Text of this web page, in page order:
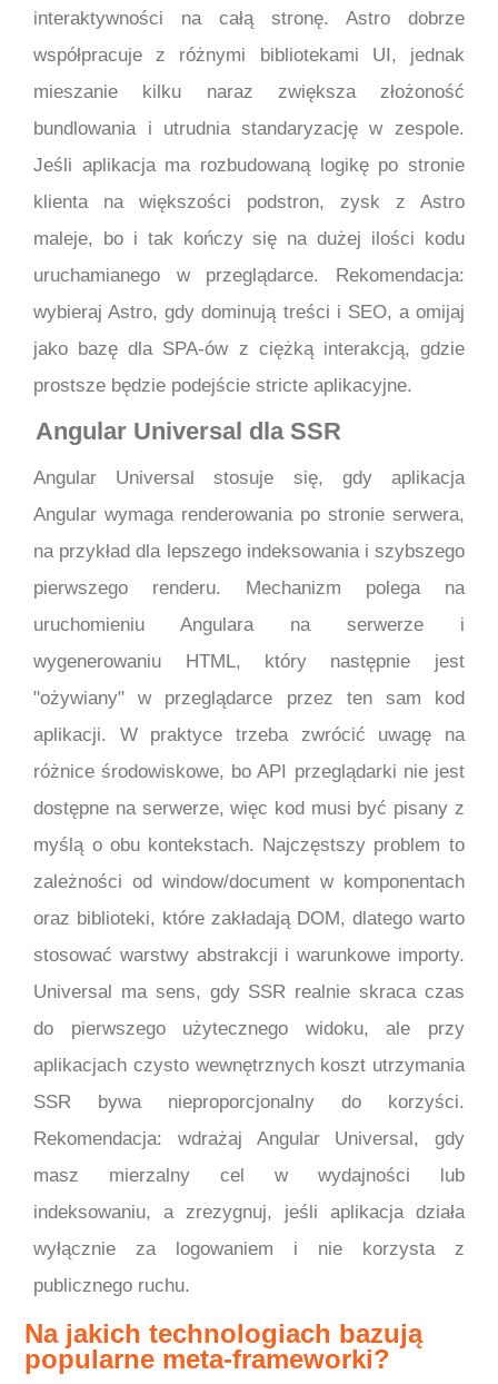
interaktywności na całą stronę. Astro dobrze
współpracuje z różnymi bibliotekami UI, jednak
mieszanie kilku naraz zwiększa złożoność
bundlowania i utrudnia standaryzację w zespole.
Jeśli aplikacja ma rozbudowaną logikę po stronie
klienta na większości podstron, zysk z Astro
maleje, bo i tak kończy się na dużej ilości kodu
uruchamianego w przeglądarce. Rekomendacja:
wybieraj Astro, gdy dominują treści i SEO, a omijaj
jako bazę dla SPA-ów z ciężką interakcją, gdzie
prostsze będzie podejście stricte aplikacyjne.
Angular Universal dla SSR
Angular Universal stosuje się, gdy aplikacja
Angular wymaga renderowania po stronie serwera,
na przykład dla lepszego indeksowania i szybszego
pierwszego renderu. Mechanizm polega na
uruchomieniu Angulara na serwerze i
wygenerowaniu HTML, który następnie jest
"ożywiany" w przeglądarce przez ten sam kod
aplikacji. W praktyce trzeba zwrócić uwagę na
różnice środowiskowe, bo API przeglądarki nie jest
dostępne na serwerze, więc kod musi być pisany z
myślą o obu kontekstach. Najczęstszy problem to
zależności od window/document w komponentach
oraz biblioteki, które zakładają DOM, dlatego warto
stosować warstwy abstrakcji i warunkowe importy.
Universal ma sens, gdy SSR realnie skraca czas
do pierwszego użytecznego widoku, ale przy
aplikacjach czysto wewnętrznych koszt utrzymania
SSR bywa nieproporcjonalny do korzyści.
Rekomendacja: wdrażaj Angular Universal, gdy
masz mierzalny cel w wydajności lub
indeksowaniu, a zrezygnuj, jeśli aplikacja działa
wyłącznie za logowaniem i nie korzysta z
publicznego ruchu.
Na jakich technologiach bazują
popularne meta-frameworki?